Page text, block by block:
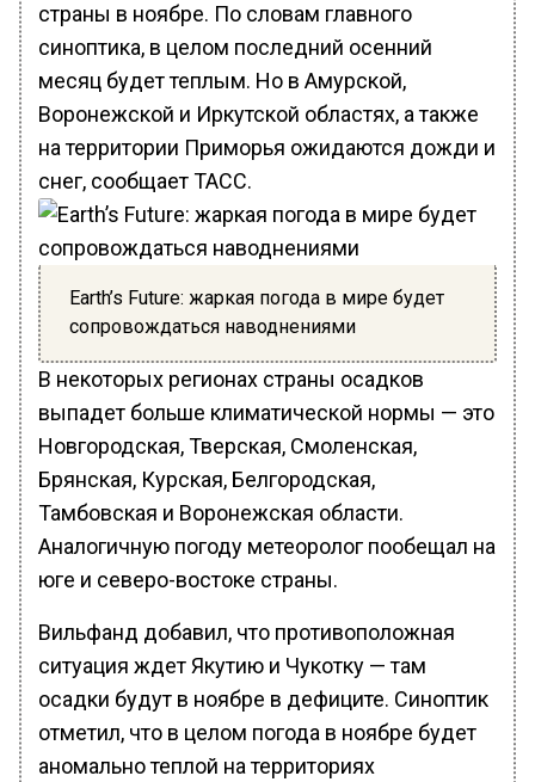
страны в ноябре. По словам главного
синоптика, в целом последний осенний
месяц будет теплым. Но в Амурской,
Воронежской и Иркутской областях, а также
на территории Приморья ожидаются дожди и
снег, сообщает ТАСС.
Earth’s Future: жаркая погода в мире будет
сопровождаться наводнениями
В некоторых регионах страны осадков
выпадет больше климатической нормы — это
Новгородская, Тверская, Смоленская,
Брянская, Курская, Белгородская,
Тамбовская и Воронежская области.
Аналогичную погоду метеоролог пообещал на
юге и северо-востоке страны.
Вильфанд добавил, что противоположная
ситуация ждет Якутию и Чукотку — там
осадки будут в ноябре в дефиците. Синоптик
отметил, что в целом погода в ноябре будет
аномально теплой на территориях